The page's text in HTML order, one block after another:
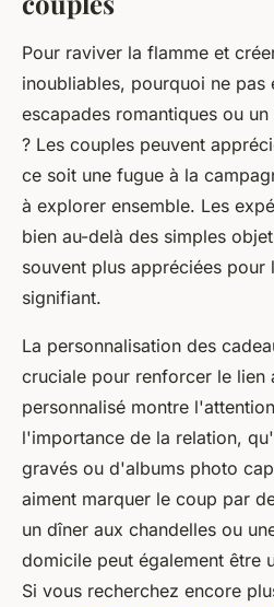
Pour raviver la flamme et
inoubliables, pourquoi ne pas
escapades romantiques ou
? Les couples peuvent
ce soit une fugue à la
à explorer ensemble. Les
bien au-delà des simples
souvent plus appréciées pour
signifiant.
La personnalisation des
cruciale pour renforcer le lien
personnalisé montre
l'importance de la relation,
gravés ou d'albums photo
aiment marquer le coup par
un dîner aux chandelles ou
domicile peut également être
Si vous recherchez encore